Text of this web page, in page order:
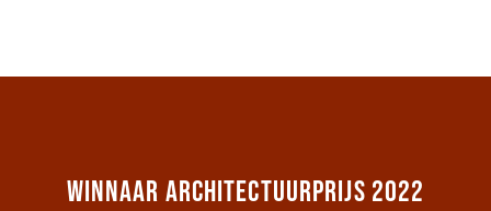
WINNAAR ARCHITECTUURPRIJS 2022